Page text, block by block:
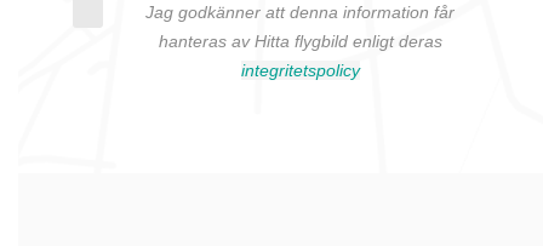
Jag godkänner att denna information får
hanteras av Hitta flygbild enligt deras
integritetspolicy